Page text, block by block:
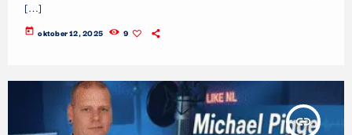
[…]
today oktober 12, 2025 9
insert_link